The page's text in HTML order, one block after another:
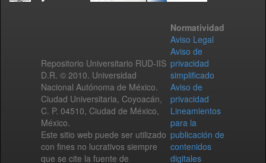
Repositorio Universitario RUD-IIS
D.R. © 2010. Universidad
Nacional Autónoma de México.
Ciudad Universitaria, Coyoacán,
C. P. 04510, Ciudad de México,
México.
Este sitio web puede ser utilizado
con fines no lucrativos siempre
que se cite la fuente de
Normatividad
Aviso Legal
Aviso de
privacidad
simplificado
Aviso de
privacidad
Lineamientos
para la
publicación de
contenidos
digitales